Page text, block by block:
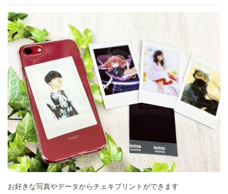
お好きな写真やデータからチェキプリントができます